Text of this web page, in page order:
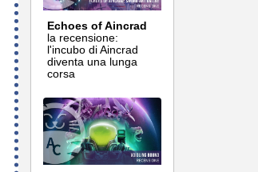
Echoes of Aincrad
la recensione:
l'incubo di Aincrad
diventa una lunga
corsa